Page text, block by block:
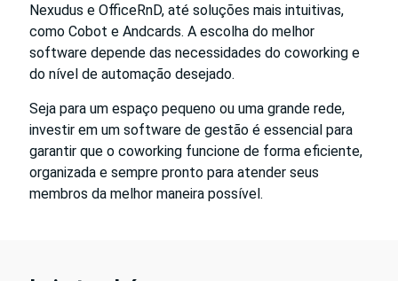
Nexudus e OfficeRnD, até soluções mais intuitivas,
como Cobot e Andcards. A escolha do melhor
software depende das necessidades do coworking e
do nível de automação desejado.
Seja para um espaço pequeno ou uma grande rede,
investir em um software de gestão é essencial para
garantir que o coworking funcione de forma eficiente,
organizada e sempre pronto para atender seus
membros da melhor maneira possível.